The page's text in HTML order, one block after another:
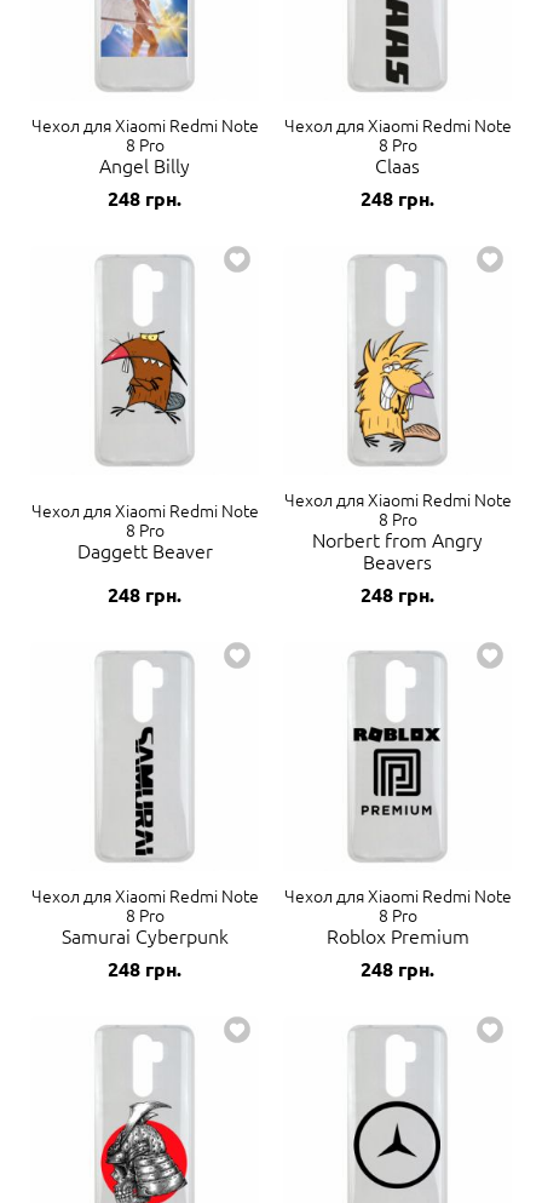
Чехол для Xiaomi Redmi Note
8 Pro
Angel Billy
248 грн.
Чехол для Xiaomi Redmi Note
8 Pro
Claas
248 грн.
Чехол для Xiaomi Redmi Note
8 Pro
Daggett Beaver
248 грн.
Чехол для Xiaomi Redmi Note
8 Pro
Norbert from Angry
Beavers
248 грн.
Чехол для Xiaomi Redmi Note
8 Pro
Samurai Cyberpunk
248 грн.
Чехол для Xiaomi Redmi Note
8 Pro
Roblox Premium
248 грн.